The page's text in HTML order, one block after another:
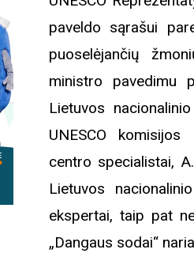
Kviečiame aplankyti
„Nusišypsok
Viešpatie“.
spektaklio kelionė“
paveldo sąrašui
puoselėjančių
ministro pavedimu
Lietuvos
UNESCO
centro specialistai,
Lietuvos
ekspertai, taip pat
„Dangaus sodai“